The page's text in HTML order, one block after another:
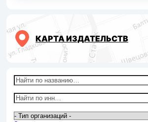
КАРТА ИЗДАТЕЛЬСТВ